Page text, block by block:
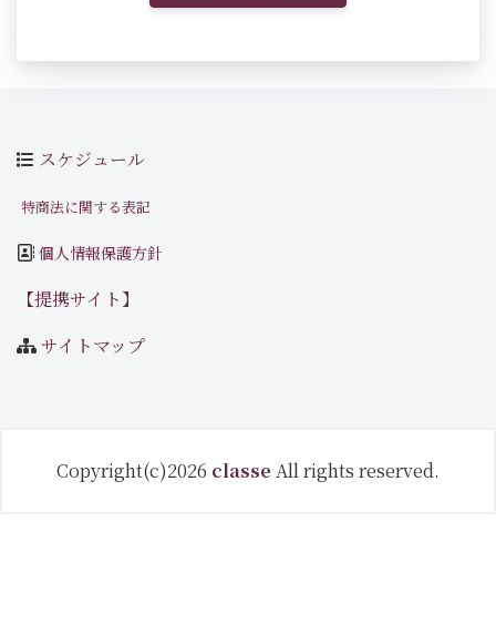
スケジュール
特商法に関する表記
個人情報保護方針
【提携サイト】
サイトマップ
Copyright(c)2026 classe All rights reserved.